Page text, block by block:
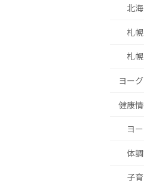
北
札
札
ヨー
健康
ヨ
体
子